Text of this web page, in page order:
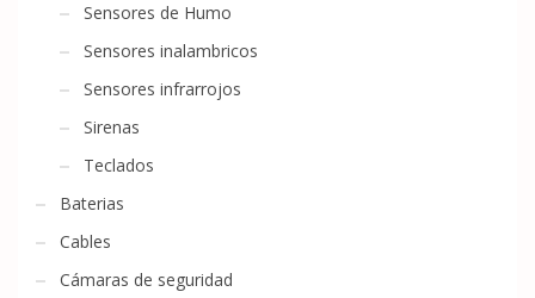
Sensores de Humo
Sensores inalambricos
Sensores infrarrojos
Sirenas
Teclados
Baterias
Cables
Cámaras de seguridad